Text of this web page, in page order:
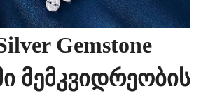
Gemstone
Მემკვიდრეობის